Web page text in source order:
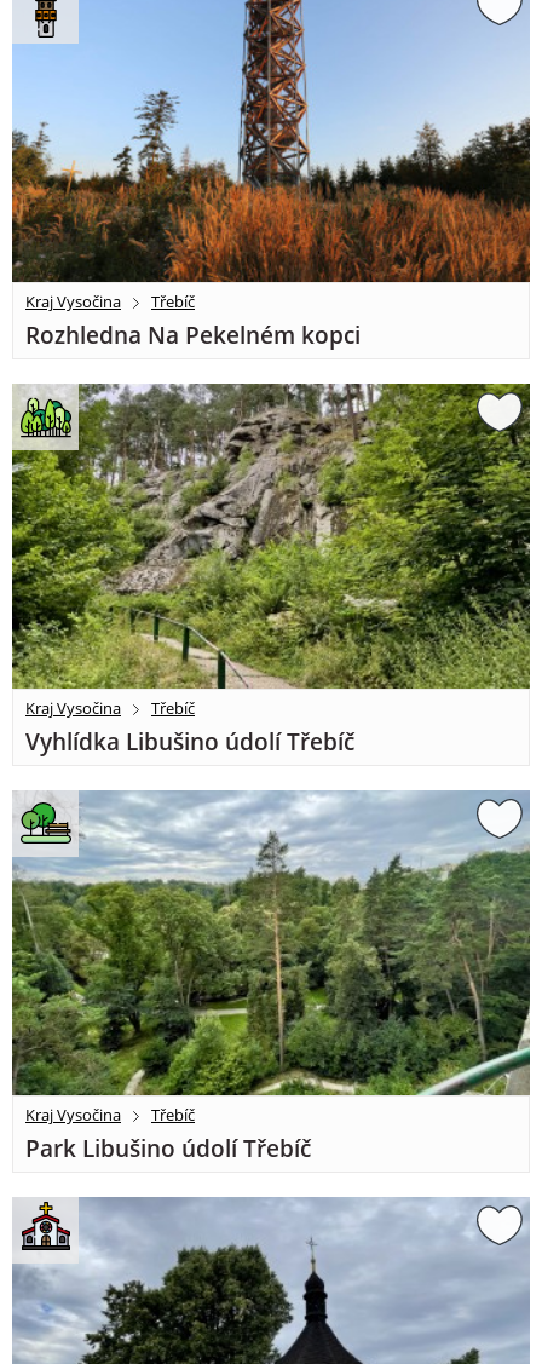
Kraj Vysočina Třebíč
Rozhledna Na Pekelném kopci
Kraj Vysočina Třebíč
Vyhlídka Libušino údolí Třebíč
Kraj Vysočina Třebíč
Park Libušino údolí Třebíč